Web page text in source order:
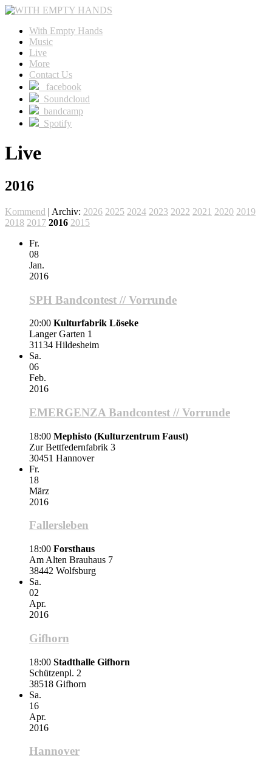
With Empty Hands
Music
Live
More
Contact Us
facebook
Soundcloud
bandcamp
Spotify
Live
2016
Kommend | Archiv: 2026 2025 2024 2023 2022 2021 2020 2019
2018 2017 2016 2015
Fr.
08
Jan.
2016
SPH Bandcontest // Vorrunde
20:00 Kulturfabrik Löseke
Langer Garten 1
31134 Hildesheim
Sa.
06
Feb.
2016
EMERGENZA Bandcontest // Vorrunde
18:00 Mephisto (Kulturzentrum Faust)
Zur Bettfedernfabrik 3
30451 Hannover
Fr.
18
März
2016
Fallersleben
18:00 Forsthaus
Am Alten Brauhaus 7
38442 Wolfsburg
Sa.
02
Apr.
2016
Gifhorn
18:00 Stadthalle Gifhorn
Schützenpl. 2
38518 Gifhorn
Sa.
16
Apr.
2016
Hannover